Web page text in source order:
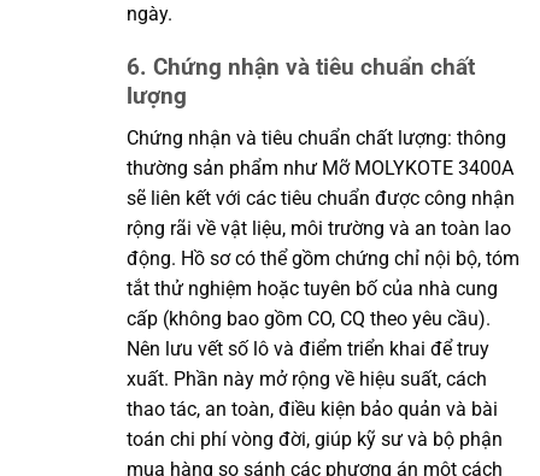
ngày.
6. Chứng nhận và tiêu chuẩn chất
lượng
Chứng nhận và tiêu chuẩn chất lượng: thông
thường sản phẩm như Mỡ MOLYKOTE 3400A
sẽ liên kết với các tiêu chuẩn được công nhận
rộng rãi về vật liệu, môi trường và an toàn lao
động. Hồ sơ có thể gồm chứng chỉ nội bộ, tóm
tắt thử nghiệm hoặc tuyên bố của nhà cung
cấp (không bao gồm CO, CQ theo yêu cầu).
Nên lưu vết số lô và điểm triển khai để truy
xuất. Phần này mở rộng về hiệu suất, cách
thao tác, an toàn, điều kiện bảo quản và bài
toán chi phí vòng đời, giúp kỹ sư và bộ phận
mua hàng so sánh các phương án một cách